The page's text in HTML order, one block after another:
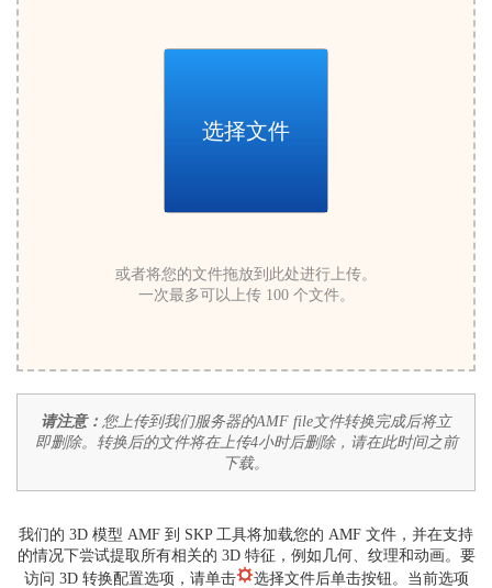
选择文件
或者将您的文件拖放到此处进行上传。
一次最多可以上传 100 个文件。
请注意： 您上传到我们服务器的AMF file文件转换完成后将立
即删除。转换后的文件将在上传4小时后删除，请在此时间之前
下载。
我们的 3D 模型 AMF 到 SKP 工具将加载您的 AMF 文件，并在支持
的情况下尝试提取所有相关的 3D 特征，例如几何、纹理和动画。要
访问 3D 转换配置选项，请单击
选择文件后单击按钮。当前选项